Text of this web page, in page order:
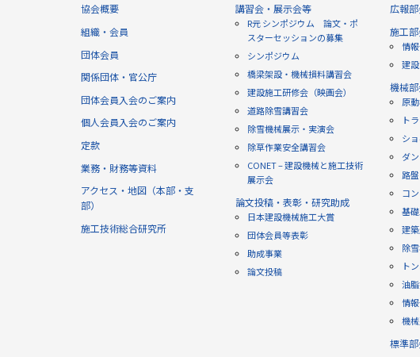
協会概要
組織・会員
団体会員
関係団体・官公庁
団体会員入会のご案内
個人会員入会のご案内
定款
業務・財務等資料
アクセス・地図（本部・支
部）
施工技術総合研究所
講習会・展示会等
R元 シンポジウム 論文・ポ
スターセッションの募集
シンポジウム
橋梁架設・機械損料講習会
建設施工研修会（映画会）
道路除雪講習会
除雪機械展示・実演会
除草作業安全講習会
CONET – 建設機械と施工技術
展示会
論文投稿・表彰・研究助成
日本建設機械施工大賞
団体会員等表彰
助成事業
論文投稿
広報
施工
情
建
機械
原
ト
シ
ダ
路
コ
基
建
除
ト
油
情
機
標準